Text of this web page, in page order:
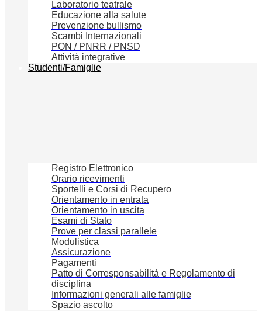
Laboratorio teatrale
Educazione alla salute
Prevenzione bullismo
Scambi Internazionali
PON / PNRR / PNSD
Attività integrative
Studenti/Famiglie
Registro Elettronico
Orario ricevimenti
Sportelli e Corsi di Recupero
Orientamento in entrata
Orientamento in uscita
Esami di Stato
Prove per classi parallele
Modulistica
Assicurazione
Pagamenti
Patto di Corresponsabilità e Regolamento di
disciplina
Informazioni generali alle famiglie
Spazio ascolto